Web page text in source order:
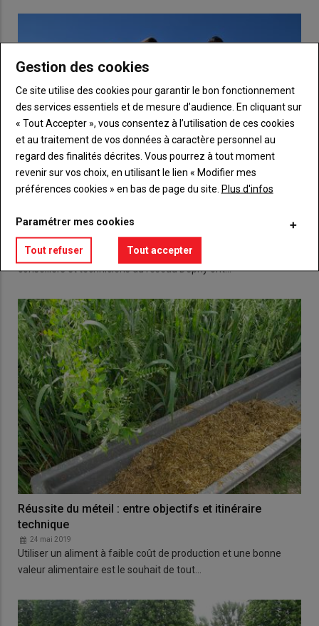
Conseiller, un métier en transition
30 mai 2019
Pendant 2 jours, les 22 et 23 mai à Valençay, près de 150
conseillers et techniciens du réseau Déphy ont…
Réussite du méteil : entre objectifs et itinéraire
technique
24 mai 2019
Utiliser un aliment à faible coût de production et une bonne
valeur alimentaire est le souhait de tout…
Gestion des cookies
Ce site utilise des cookies pour garantir le bon fonctionnement
des services essentiels et de mesure d’audience. En cliquant sur
« Tout Accepter », vous consentez à l’utilisation de ces cookies
et au traitement de vos données à caractère personnel au
regard des finalités décrites. Vous pourrez à tout moment
revenir sur vos choix, en utilisant le lien « Modifier mes
préférences cookies » en bas de page du site. Plus d'infos
Paramétrer mes cookies
Tout refuser Tout accepter